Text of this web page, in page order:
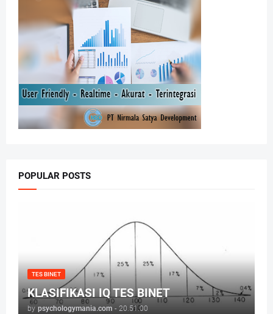
POPULAR POSTS
TES BINET
KLASIFIKASI IQ TES BINET
by psychologymania.com - 20.51.00